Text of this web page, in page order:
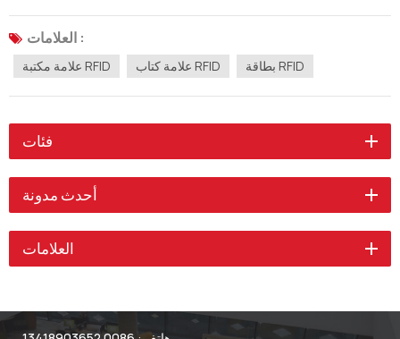
الخلفية ونظام التكامل التلقائي للمكتبة ، لتحقيق الإدارة المتكاملة للأدب ، ورف الكتب ،
العلامات :
علامة مكتبة RFID علامة كتاب RFID بطاقة RFID
فئات
أحدث مدونة
العلامات